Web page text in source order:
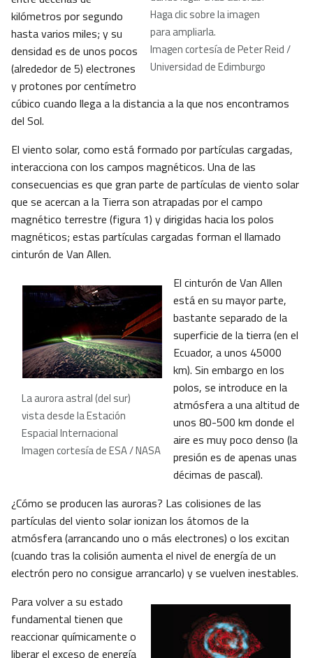
Haga clic sobre la imagen
para ampliarla.
Imagen cortesía de Peter Reid /
Universidad de Edimburgo
kilómetros por segundo
hasta varios miles; y su
densidad es de unos pocos
(alrededor de 5) electrones
y protones por centímetro
cúbico cuando llega a la distancia a la que nos encontramos
del Sol.
El viento solar, como está formado por partículas cargadas,
interacciona con los campos magnéticos. Una de las
consecuencias es que gran parte de partículas de viento solar
que se acercan a la Tierra son atrapadas por el campo
magnético terrestre (figura 1) y dirigidas hacia los polos
magnéticos; estas partículas cargadas forman el llamado
cinturón de Van Allen.
La aurora astral (del sur)
vista desde la Estación
Espacial Internacional
Imagen cortesía de ESA / NASA
El cinturón de Van Allen
está en su mayor parte,
bastante separado de la
superficie de la tierra (en el
Ecuador, a unos 45000
km). Sin embargo en los
polos, se introduce en la
atmósfera a una altitud de
unos 80-500 km donde el
aire es muy poco denso (la
presión es de apenas unas
décimas de pascal).
¿Cómo se producen las auroras? Las colisiones de las
partículas del viento solar ionizan los átomos de la
atmósfera (arrancando uno o más electrones) o los excitan
(cuando tras la colisión aumenta el nivel de energía de un
electrón pero no consigue arrancarlo) y se vuelven inestables.
Para volver a su estado
fundamental tienen que
reaccionar químicamente o
liberar el exceso de energía